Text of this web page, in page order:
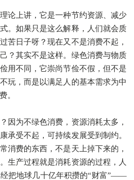
上讲，它是一种节约资源、减少
。如果只是这么解释，人们就会质
苦日子呀？现在又不是消费不起，
？其实不是这样。绿色消费与物质
用不同，它崇尚节俭不假，但不是
玩，而是以满足人的基本需求为中
。
为不绿色消费，资源消耗太多，
承受不起，可持续发展受到制约。
消费的东西，不是天上掉下来的，
生产过程就是消耗资源的过程，人
把地球几十亿年积攒的“财富”——